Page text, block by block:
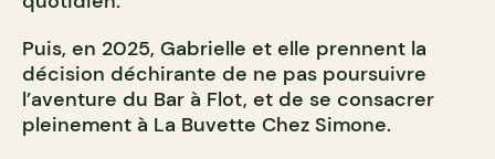
Puis, en 2025, Gabrielle et elle prennent la
décision déchirante de ne pas poursuivre
l’aventure du Bar à Flot, et de se consacrer
pleinement à La Buvette Chez Simone.